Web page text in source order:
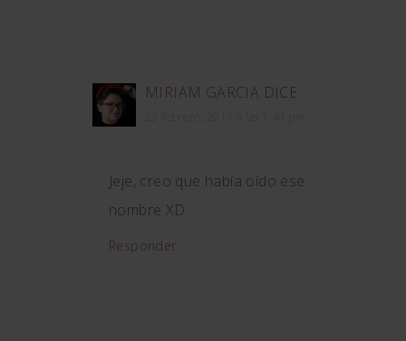
MIRIAM GARCIA DICE
Jeje, creo que había oído ese
nombre XD.
Responder